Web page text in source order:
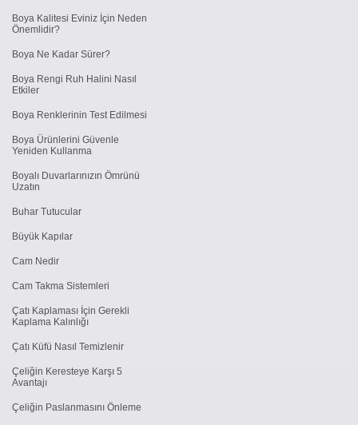
Boya Kalitesi Eviniz İçin Neden
Önemlidir?
Boya Ne Kadar Sürer?
Boya Rengi Ruh Halini Nasıl
Etkiler
Boya Renklerinin Test Edilmesi
Boya Ürünlerini Güvenle
Yeniden Kullanma
Boyalı Duvarlarınızın Ömrünü
Uzatın
Buhar Tutucular
Büyük Kapılar
Cam Nedir
Cam Takma Sistemleri
Çatı Kaplaması İçin Gerekli
Kaplama Kalınlığı
Çatı Küfü Nasıl Temizlenir
Çeliğin Keresteye Karşı 5
Avantajı
Çeliğin Paslanmasını Önleme